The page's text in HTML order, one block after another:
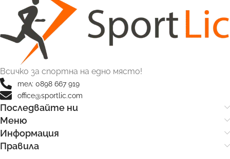
Всичко за спортна на едно място!
тел: 0898 667 919
office@sportlic.com
Последвайте ни
Меню
Информация
Правила